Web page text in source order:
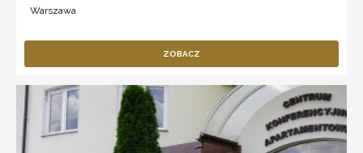
Warszawa
ZOBACZ